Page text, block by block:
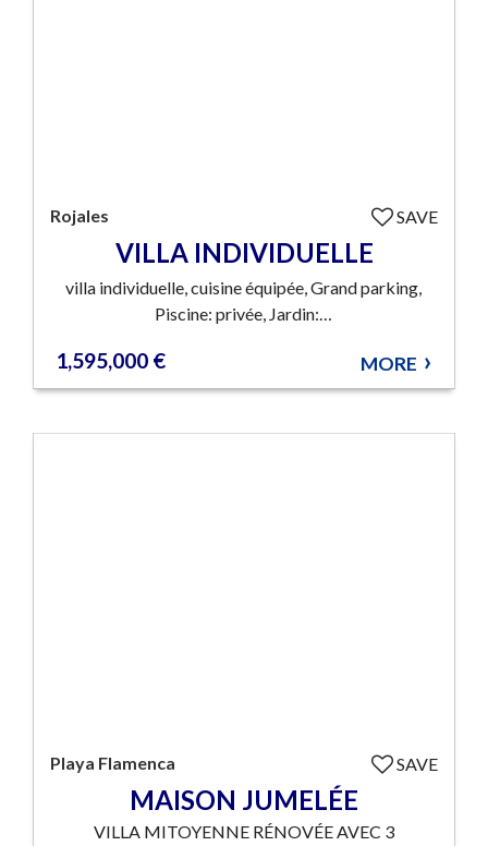
Rojales SAVE
VILLA INDIVIDUELLE
villa individuelle, cuisine équipée, Grand parking,
Piscine: privée, Jardin:…
1,595,000 € MORE
Playa Flamenca SAVE
MAISON JUMELÉE
VILLA MITOYENNE RÉNOVÉE AVEC 3